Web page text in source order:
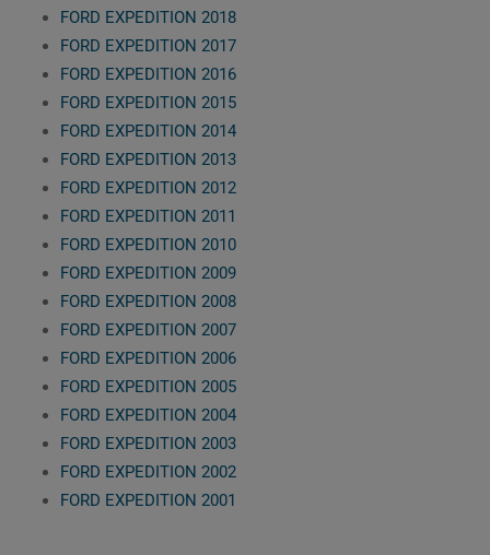
FORD EXPEDITION 2018
FORD EXPEDITION 2017
FORD EXPEDITION 2016
FORD EXPEDITION 2015
FORD EXPEDITION 2014
FORD EXPEDITION 2013
FORD EXPEDITION 2012
FORD EXPEDITION 2011
FORD EXPEDITION 2010
FORD EXPEDITION 2009
FORD EXPEDITION 2008
FORD EXPEDITION 2007
FORD EXPEDITION 2006
FORD EXPEDITION 2005
FORD EXPEDITION 2004
FORD EXPEDITION 2003
FORD EXPEDITION 2002
FORD EXPEDITION 2001